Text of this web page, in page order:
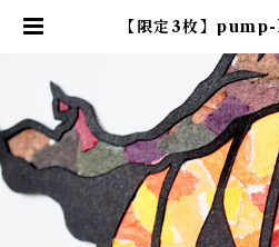
【限定3枚】